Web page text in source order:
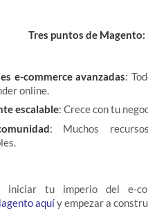
Tres puntos de Magento:
e-commerce avanzadas:
online.
escalable: Crece con tu
: Muchos
iniciar tu imperio del e-
aquíy empezar a